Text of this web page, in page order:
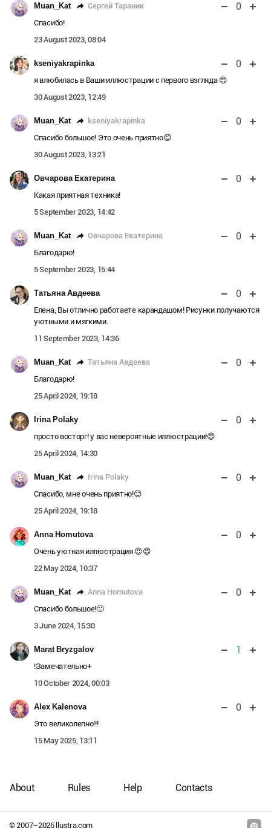
Muan_Kat Сергей Тараник 0
Спасибо!
23 August 2023, 08:04
kseniyakrapinka 0
я влюбилась в Ваши иллюстрации с первого взгляда 😍
30 August 2023, 12:49
Muan_Kat kseniyakrapinka 0
Спасибо большое! Это очень приятно😊
30 August 2023, 13:21
Овчарова Екатерина 0
Какая приятная техника!
5 September 2023, 14:42
Muan_Kat Овчарова Екатерина 0
Благодарю!
5 September 2023, 15:44
Татьяна Авдеева 0
Елена, Вы отлично работаете карандашом! Рисунки получаются
уютными и мягкими.
11 September 2023, 14:36
Muan_Kat Татьяна Авдеева 0
Благодарю!
25 April 2024, 19:18
Irina Polaky 0
просто восторг! у вас невероятные иллюстрации!😍
25 April 2024, 14:30
Muan_Kat Irina Polaky 0
Спасибо, мне очень приятно!😊
25 April 2024, 19:18
Anna Homutova 0
Очень уютная иллюстрация 😍😍
22 May 2024, 10:37
Muan_Kat Anna Homutova 0
Спасибо большое!🙂
3 June 2024, 15:30
Marat Bryzgalov 1
!Замечательно+
10 October 2024, 00:03
Alex Kalenova 0
Это великолепно!!!
15 May 2025, 13:11
© 2007–2026llustra.com
About Rules Help Contacts